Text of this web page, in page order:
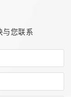
与您联系